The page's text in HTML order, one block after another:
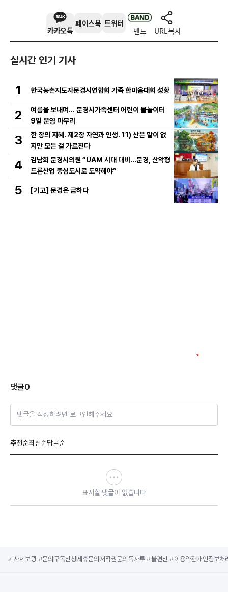
카카오톡
페이스북 트위터
밴드 URL복사
실시간 인기 기사
1 한국농촌지도자문경시연합회 가족 한마음대회 성황
2
여름을 보내며… 문경시가족센터 어린이 물놀이터
9일 운영 마무리
3
한 장의 지혜. 제2장 자연과 인생. 11) 산은 말이 없
지만 모든 걸 가르친다
4
김남희 문경시의원 “UAM 시대 대비…문경, 산악형
드론산업 중심도시로 도약해야”
5 [기고] 문경은 급하다
댓글0
댓글을 작성하려면 로그인해주세요
추천순최신순답글순
표시할 댓글이 없습니다
기사제보광고문의 구독신청제휴문의 저작권문의 독자투고불편신고이용약관개인정보처